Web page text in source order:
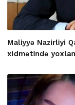
Maliyyə Nazirliyi
xidmətində